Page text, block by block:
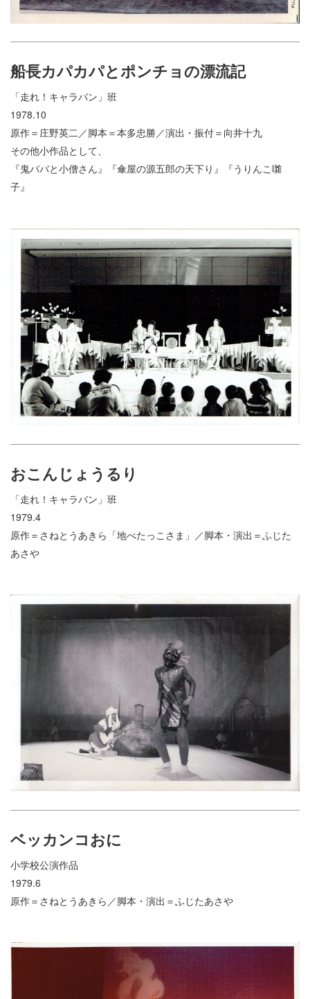
船長カパカパとポンチョの漂流記
「走れ！キャラバン」班
1978.10
原作＝庄野英二／脚本＝本多忠勝／演出・振付＝向井十九
その他小作品として、
『鬼ババと小僧さん』『傘屋の源五郎の天下り』『うりんこ囃
子』
おこんじょうるり
「走れ！キャラバン」班
1979.4
原作＝さねとうあきら「地べたっこさま」／脚本・演出＝ふじた
あさや
ベッカンコおに
小学校公演作品
1979.6
原作＝さねとうあきら／脚本・演出＝ふじたあさや